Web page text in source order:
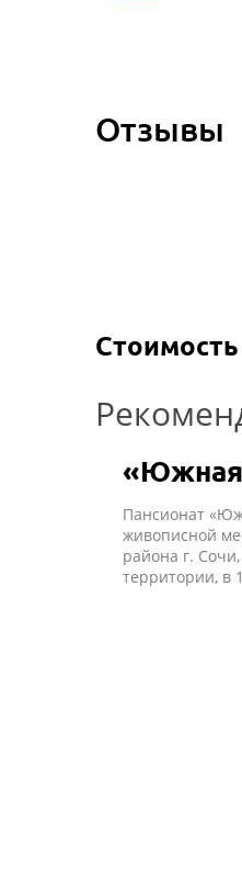
Отзывы
«Южная
Пансионат
живописной
района г.
территории, в